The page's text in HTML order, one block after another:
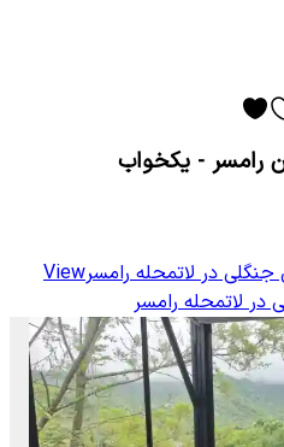
رامسر - یکخواب
در لاتمحله رامسرView
لاتمحله رامسر